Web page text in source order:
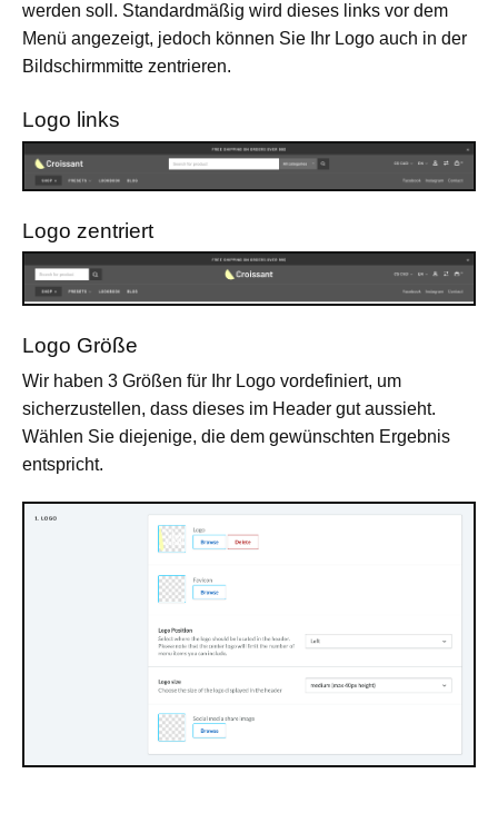
werden soll. Standardmäßig wird dieses links vor dem
Menü angezeigt, jedoch können Sie Ihr Logo auch in der
Bildschirmmitte zentrieren.
Logo links
Logo zentriert
Logo Größe
Wir haben 3 Größen für Ihr Logo vordefiniert, um
sicherzustellen, dass dieses im Header gut aussieht.
Wählen Sie diejenige, die dem gewünschten Ergebnis
entspricht.